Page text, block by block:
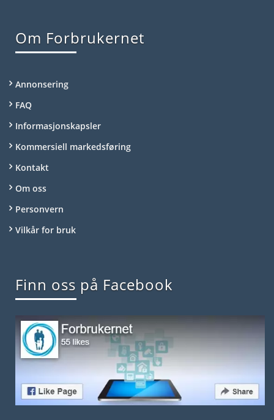
Om Forbrukernet
Annonsering
FAQ
Informasjonskapsler
Kommersiell markedsføring
Kontakt
Om oss
Personvern
Vilkår for bruk
Finn oss på Facebook